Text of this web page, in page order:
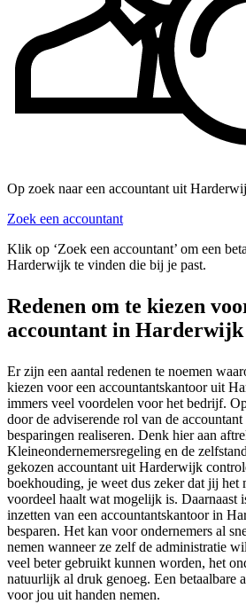
Op zoek naar een accountant uit
Zoek een accountant
Klik op ‘Zoek een accountant’ om een
Harderwijk te vinden die bij je past.
Redenen om te kiezen
accountant in Harderwijk
Er zijn een aantal redenen te noemen
kiezen voor een accountantskantoor uit
immers veel voordelen voor het bedrijf.
door de adviserende rol van de
besparingen realiseren. Denk hier aan
Kleineondernemersregeling en de
gekozen accountant uit Harderwijk
boekhouding, je weet dus zeker dat jij het
voordeel haalt wat mogelijk is. Daarnaast
inzetten van een accountantskantoor in
besparen. Het kan voor ondernemers al
nemen wanneer ze zelf de administratie
veel beter gebruikt kunnen worden, het
natuurlijk al druk genoeg. Een betaalbare
voor jou uit handen nemen.